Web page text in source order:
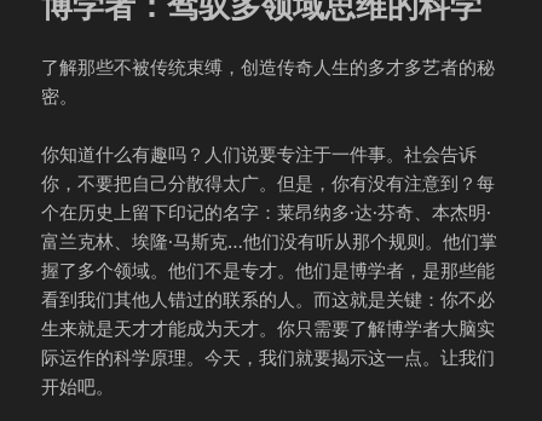
了解那些不被传统束缚，创造传奇人生的多才多艺者的秘
密。
你知道什么有趣吗？人们说要专注于一件事。社会告诉
你，不要把自己分散得太广。但是，你有没有注意到？每
个在历史上留下印记的名字：莱昂纳多·达·芬奇、本杰明·
富兰克林、埃隆·马斯克…他们没有听从那个规则。他们掌
握了多个领域。他们不是专才。他们是博学者，是那些能
看到我们其他人错过的联系的人。而这就是关键：你不必
生来就是天才才能成为天才。你只需要了解博学者大脑实
际运作的科学原理。今天，我们就要揭示这一点。让我们
开始吧。